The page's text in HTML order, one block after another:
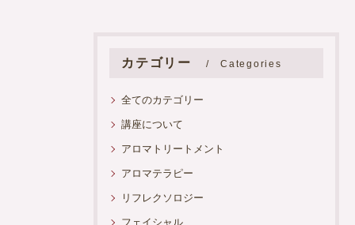
カテゴリー Categories
全てのカテゴリー
講座について
アロマトリートメント
アロマテラピー
リフレクソロジー
フェイシャル